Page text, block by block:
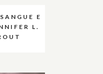
E
L.